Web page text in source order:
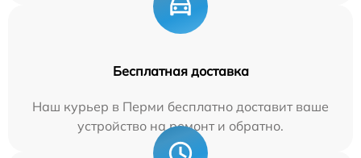
Бесплатная доставка
Наш курьер в Перми бесплатно доставит ваше
устройство на ремонт и обратно.